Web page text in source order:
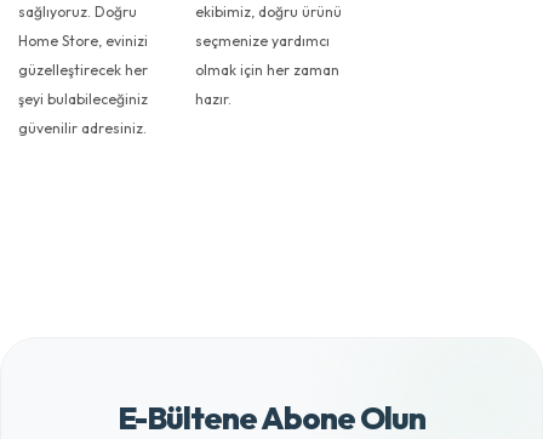
sağlıyoruz. Doğru
Home Store, evinizi
güzelleştirecek her
şeyi bulabileceğiniz
güvenilir adresiniz.
ekibimiz, doğru ürünü
seçmenize yardımcı
olmak için her zaman
hazır.
E-Bültene Abone Olun